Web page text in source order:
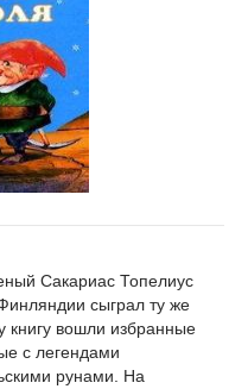
Сакариас Топелиус
сыграл ту же
книгу вошли избранные
с легендами
рунами. На